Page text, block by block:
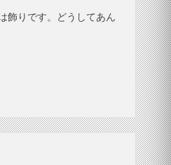
飾りです。どうしてあん